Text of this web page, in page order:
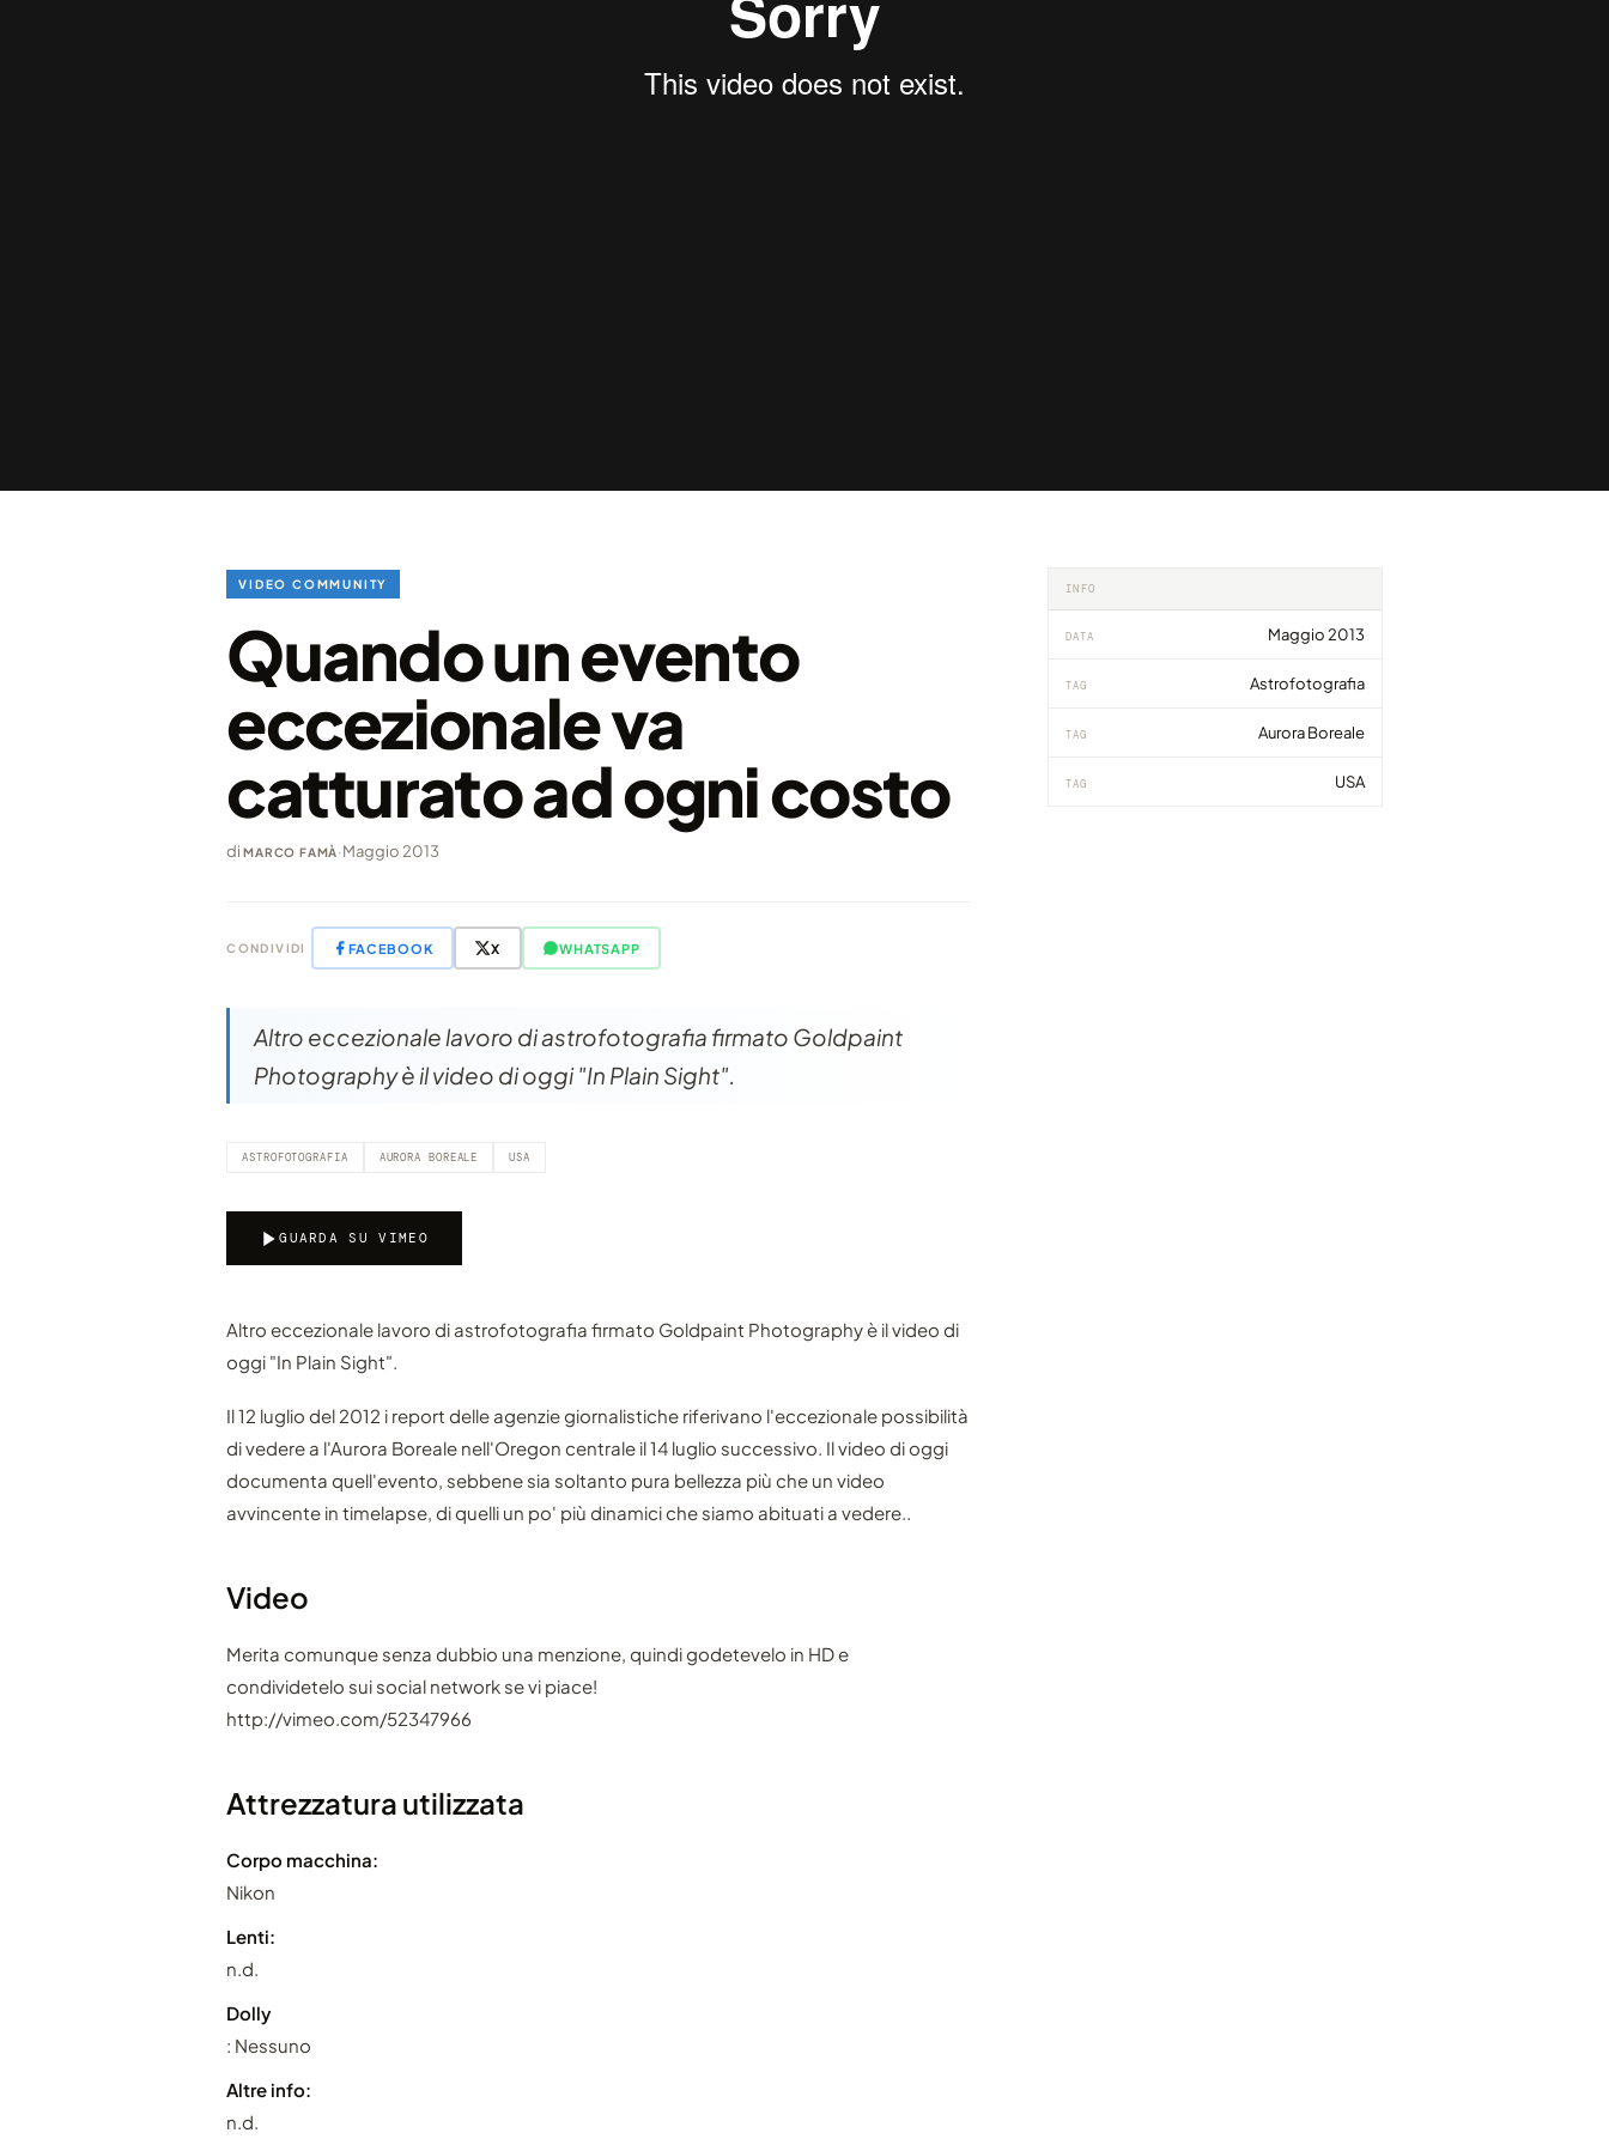
VIDEO COMMUNITY
Quando un evento
eccezionale va
catturato ad ogni costo
diMARCO FAMÀ·Maggio 2013
CONDIVIDI FACEBOOK X WHATSAPP
Altro eccezionale lavoro di astrofotografia firmato Goldpaint
Photography è il video di oggi "In Plain Sight".
ASTROFOTOGRAFIA AURORA BOREALE USA
GUARDA SU VIMEO
Altro eccezionale lavoro di astrofotografia firmato Goldpaint Photography è il video di
oggi "In Plain Sight".
Il 12 luglio del 2012 i report delle agenzie giornalistiche riferivano l'eccezionale possibilità
di vedere a l'Aurora Boreale nell'Oregon centrale il 14 luglio successivo. Il video di oggi
documenta quell'evento, sebbene sia soltanto pura bellezza più che un video
avvincente in timelapse, di quelli un po' più dinamici che siamo abituati a vedere..
Video
Merita comunque senza dubbio una menzione, quindi godetevelo in HD e
condividetelo sui social network se vi piace!
http://vimeo.com/52347966
Attrezzatura utilizzata
Corpo macchina:
Nikon
Lenti:
n.d.
Dolly
: Nessuno
Altre info:
n.d.
INFO
DATA Maggio 2013
TAG Astrofotografia
TAG Aurora Boreale
TAG USA